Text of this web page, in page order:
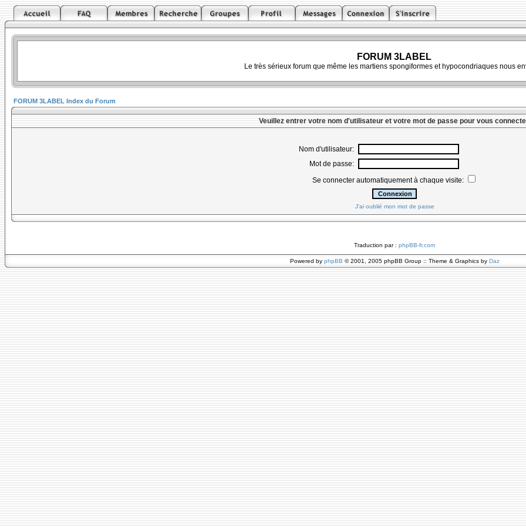
FORUM 3LABEL
Le très sérieux forum que même les martiens spongiformes et hypocondriaques nous
FORUM 3LABEL Index du Forum
Veuillez entrer votre nom d'utilisateur et votre mot de passe pour vous
Nom d'utilisateur:
Mot de passe:
Se connecter automatiquement à chaque visite:
J'ai oublié mon mot de passe
Traduction par : phpBB-fr.com
Powered by phpBB © 2001, 2005 phpBB Group :: Theme & Graphics by Daz